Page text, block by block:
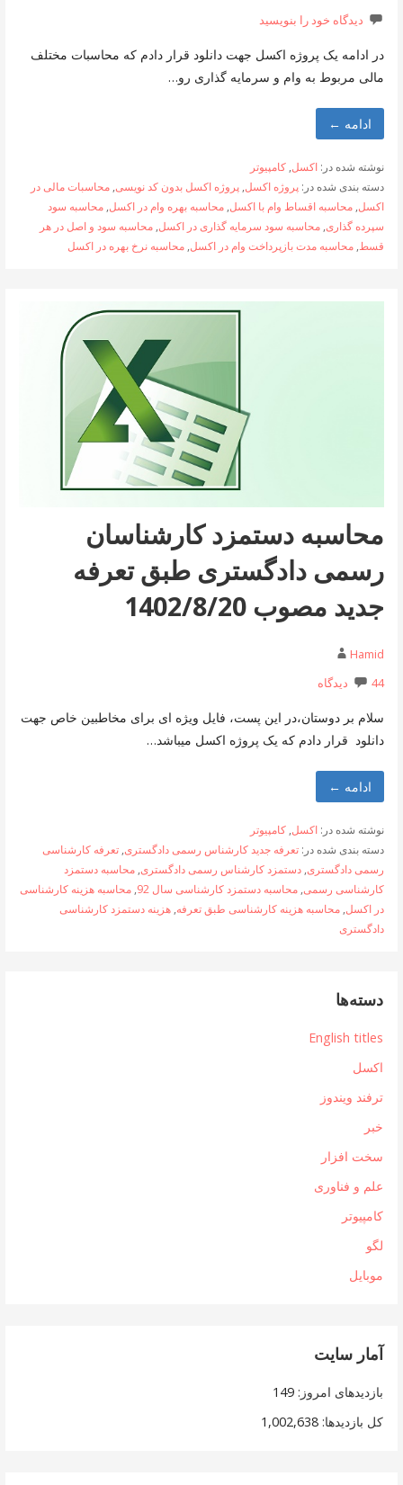
دیدگاه خود را بنویسید
در ادامه یک پروژه اکسل جهت دانلود قرار دادم که محاسبات مختلف
مالی مربوط به وام و سرمایه گذاری رو…
ادامه ←
نوشته شده در: اکسل, کامپیوتر
دسته بندی شده در: پروژه اکسل, پروژه اکسل بدون کد نویسی, محاسبات مالی در
اکسل, محاسبه اقساط وام با اکسل, محاسبه بهره وام در اکسل, محاسبه سود
سپرده گذاری, محاسبه سود سرمایه گذاری در اکسل, محاسبه سود و اصل در هر
قسط, محاسبه مدت بازپرداخت وام در اکسل, محاسبه نرخ بهره در اکسل
محاسبه دستمزد کارشناسان
رسمی دادگستری طبق تعرفه
جدید مصوب 1402/8/20
Hamid
44 دیدگاه
سلام بر دوستان،در این پست، فایل ویژه ای برای مخاطبین خاص جهت
دانلود قرار دادم که یک پروژه اکسل میباشد…
ادامه ←
نوشته شده در: اکسل, کامپیوتر
دسته بندی شده در: تعرفه جدید کارشناس رسمی دادگستری, تعرفه کارشناسی
رسمی دادگستری, دستمزد کارشناس رسمی دادگستری, محاسبه دستمزد
کارشناسی رسمی, محاسبه دستمزد کارشناسی سال 92 , محاسبه هزینه کارشناسی
در اکسل, محاسبه هزینه کارشناسی طبق تعرفه, هزینه دستمزد کارشناسی
دادگستری
دسته‌ها
English titles
اکسل
ترفند ویندوز
خبر
سخت افزار
علم و فناوری
کامپیوتر
لگو
موبایل
آمار سایت
بازدیدهای امروز:149
کل بازدیدها:1,002,638